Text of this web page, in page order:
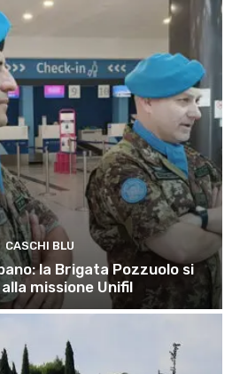
CASCHI BLU
la Brigata Pozzuolo si
missione Unifil